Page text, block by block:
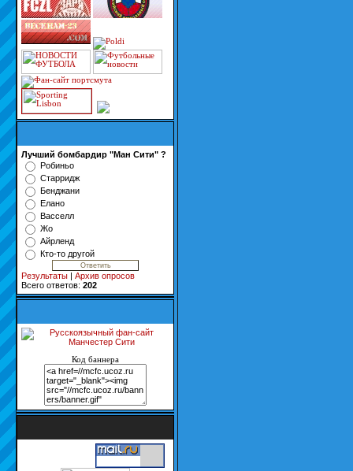
Лучший бомбардир "Ман Сити" ?
Робиньо
Старридж
Бенджани
Елано
Васселл
Жо
Айрленд
Кто-то другой
Результаты | Архив опросов
Всего ответов: 202
Код баннера